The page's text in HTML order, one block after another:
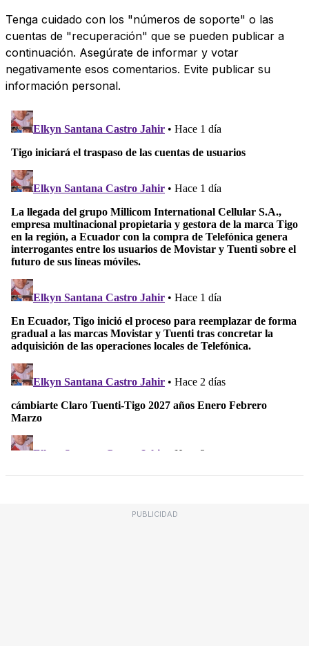
Tenga cuidado con los "números de soporte" o las
cuentas de "recuperación" que se pueden publicar a
continuación. Asegúrate de informar y votar
negativamente esos comentarios. Evite publicar su
información personal.
PUBLICIDAD